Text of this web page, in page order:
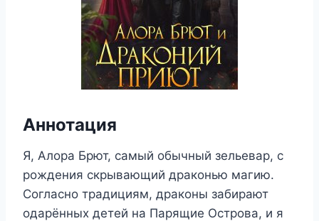
Аннотация
Я, Алора Брют, самый обычный зельевар, с
рождения скрывающий драконью магию.
Согласно традициям, драконы забирают
одарённых детей на Парящие Острова, и я